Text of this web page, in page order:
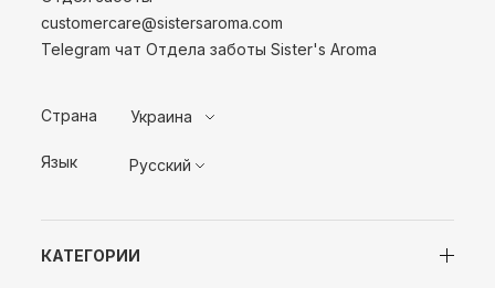
customercare@sistersaroma.com
Telegram чат Отдела заботы Sister's Aroma
КАТЕГОРИИ
Страна Украина
Язык Русский